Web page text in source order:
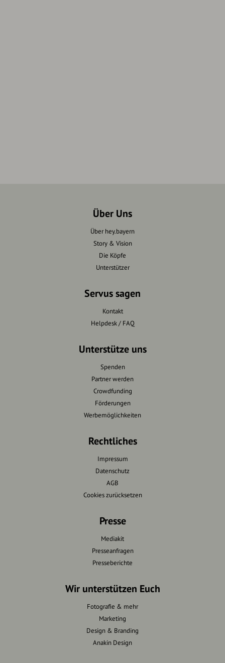
Über Uns
Über hey.bayern
Story & Vision
Die Köpfe
Unterstützer
Servus sagen
Kontakt
Helpdesk / FAQ
Unterstütze uns
Spenden
Partner werden
Crowdfunding
Förderungen
Werbemöglichkeiten
Rechtliches
Impressum
Datenschutz
AGB
Cookies zurücksetzen
Presse
Mediakit
Presseanfragen
Presseberichte
Wir unterstützen Euch
Fotografie & mehr
Marketing
Design & Branding
Anakin Design